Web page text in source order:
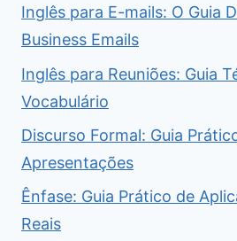
Inglês para E-mails: O Guia
Business Emails
Inglês para Reuniões: Guia
Vocabulário
Discurso Formal: Guia
Apresentações
Ênfase: Guia Prático de
Reais